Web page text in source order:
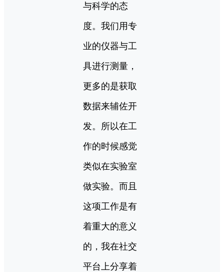
与科学的态
度。我们用专
业的仪器与工
具进行测量，
更多的是获取
数据来辅佐开
发。所以在工
作的时候感觉
类似在实验室
做实验。而且
这项工作是有
着重大的意义
的，我在社交
平台上分享着